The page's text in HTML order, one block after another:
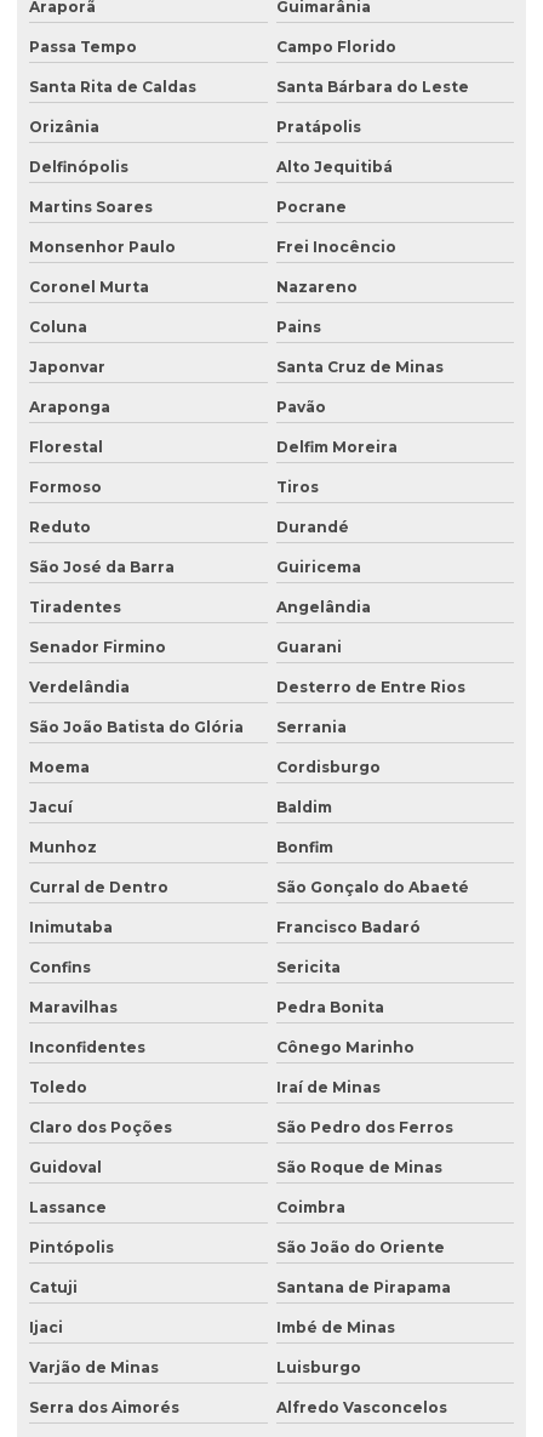
Araporã Guimarânia
Passa Tempo Campo Florido
Santa Rita de Caldas Santa Bárbara do Leste
Orizânia Pratápolis
Delfinópolis Alto Jequitibá
Martins Soares Pocrane
Monsenhor Paulo Frei Inocêncio
Coronel Murta Nazareno
Coluna Pains
Japonvar Santa Cruz de Minas
Araponga Pavão
Florestal Delfim Moreira
Formoso Tiros
Reduto Durandé
São José da Barra Guiricema
Tiradentes Angelândia
Senador Firmino Guarani
Verdelândia Desterro de Entre Rios
São João Batista do Glória Serrania
Moema Cordisburgo
Jacuí Baldim
Munhoz Bonfim
Curral de Dentro São Gonçalo do Abaeté
Inimutaba Francisco Badaró
Confins Sericita
Maravilhas Pedra Bonita
Inconfidentes Cônego Marinho
Toledo Iraí de Minas
Claro dos Poções São Pedro dos Ferros
Guidoval São Roque de Minas
Lassance Coimbra
Pintópolis São João do Oriente
Catuji Santana de Pirapama
Ijaci Imbé de Minas
Varjão de Minas Luisburgo
Serra dos Aimorés Alfredo Vasconcelos